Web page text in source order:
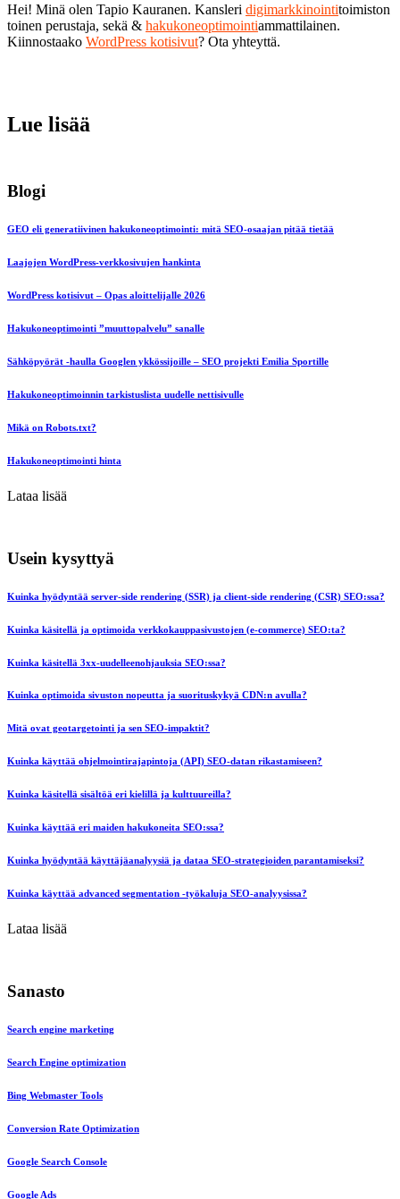
Hei! Minä olen Tapio Kauranen. Kansleri digimarkkinointitoimiston
toinen perustaja, sekä & hakukoneoptimointiammattilainen.
Kiinnostaako WordPress kotisivut? Ota yhteyttä.
Lue lisää
Blogi
GEO eli generatiivinen hakukoneoptimointi: mitä SEO-osaajan pitää tietää
Laajojen WordPress-verkkosivujen hankinta
WordPress kotisivut – Opas aloittelijalle 2026
Hakukoneoptimointi ”muuttopalvelu” sanalle
Sähköpyörät -haulla Googlen ykkössijoille – SEO projekti Emilia Sportille
Hakukoneoptimoinnin tarkistuslista uudelle nettisivulle
Mikä on Robots.txt?
Hakukoneoptimointi hinta
Lataa lisää
Usein kysyttyä
Kuinka hyödyntää server-side rendering (SSR) ja client-side rendering (CSR) SEO:ssa?
Kuinka käsitellä ja optimoida verkkokauppasivustojen (e-commerce) SEO:ta?
Kuinka käsitellä 3xx-uudelleenohjauksia SEO:ssa?
Kuinka optimoida sivuston nopeutta ja suorituskykyä CDN:n avulla?
Mitä ovat geotargetointi ja sen SEO-impaktit?
Kuinka käyttää ohjelmointirajapintoja (API) SEO-datan rikastamiseen?
Kuinka käsitellä sisältöä eri kielillä ja kulttuureilla?
Kuinka käyttää eri maiden hakukoneita SEO:ssa?
Kuinka hyödyntää käyttäjäanalyysiä ja dataa SEO-strategioiden parantamiseksi?
Kuinka käyttää advanced segmentation -työkaluja SEO-analyysissa?
Lataa lisää
Sanasto
Search engine marketing
Search Engine optimization
Bing Webmaster Tools
Conversion Rate Optimization
Google Search Console
Google Ads